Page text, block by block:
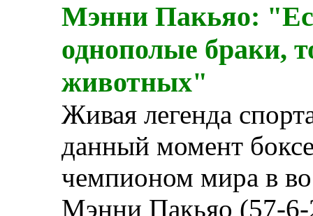
Мэнни Пакьяо:
однополые браки,
животных"
Живая легенда
данный момент
чемпионом мира в
Мэнни Пакьяо (57-6-